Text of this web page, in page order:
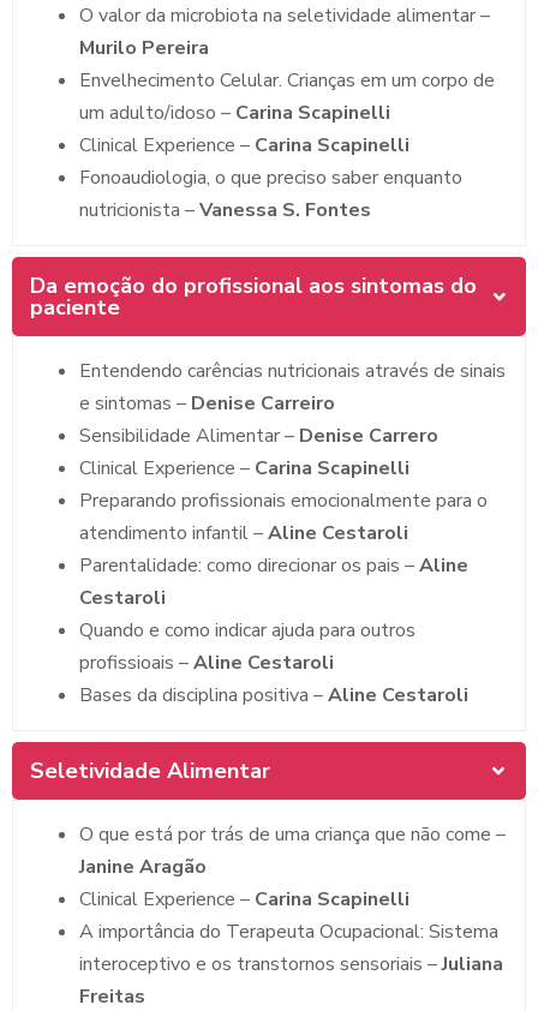
O valor da microbiota na seletividade alimentar –
Murilo Pereira
Envelhecimento Celular. Crianças em um corpo de
um adulto/idoso – Carina Scapinelli
Clinical Experience – Carina Scapinelli
Fonoaudiologia, o que preciso saber enquanto
nutricionista –Vanessa S. Fontes
Da emoção do profissional aos sintomas do
paciente
Entendendo carências nutricionais através de sinais
e sintomas – Denise Carreiro
Sensibilidade Alimentar – Denise Carrero
Clinical Experience – Carina Scapinelli
Preparando profissionais emocionalmente para o
atendimento infantil –Aline Cestaroli
Parentalidade: como direcionar os pais –Aline
Cestaroli
Quando e como indicar ajuda para outros
profissioais –Aline Cestaroli
Bases da disciplina positiva –Aline Cestaroli
Seletividade Alimentar
O que está por trás de uma criança que não come –
Janine Aragão
Clinical Experience – Carina Scapinelli
A importância do Terapeuta Ocupacional: Sistema
interoceptivo e os transtornos sensoriais –Juliana
Freitas